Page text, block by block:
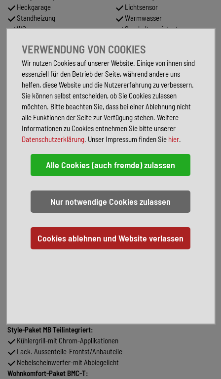
Heckgarage
Standheizung
WC
Abstandstempomat
Partikelfilter
Lichtsensor
Warmwasser
Spurhalteassistent
Zentralverriegelung
Tuner/Radio
Notbremsassistent
FAHRZEUGBESCHREIBUNG
Inseratsnummer: 624
Allgemeines:
Mercedes Sprinter Chassis
Motorisierung: (125kW/170PS)
zGG.: 4.500 kg
Abgasnorm: Euro VI-E
Sofort verfügbar
Inzahlungnahme möglich
Radio OEM-MBUX10,25"/Navi/DAB/RFK/Smartphoneintegration
Lenkrad-in Leder
Style-Paket MB Teilintegriert:
Kühlergrill-mit Chrom-Applikationen
Lack. Aussenteile-Frontst/Anbauteile
Nebelscheinwerfer-mit Abbiegelicht
Wohnkomfort-Paket BMC-T:
VERWENDUNG VON COOKIES
Wir nutzen Cookies auf unserer Website. Einige von ihnen sind
essenziell für den Betrieb der Seite, während andere uns
helfen, diese Website und die Nutzererfahrung zu verbessern.
Sie können selbst entscheiden, ob Sie Cookies zulassen
möchten. Bitte beachten Sie, dass bei einer Ablehnung nicht
alle Funktionen der Seite zur Verfügung stehen. Weitere
Informationen zu Cookies entnehmen Sie bitte unserer
Datenschutzerklärung. Unser Impressum finden Sie hier.